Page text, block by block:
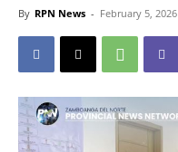
By RPN News - February 5, 2026